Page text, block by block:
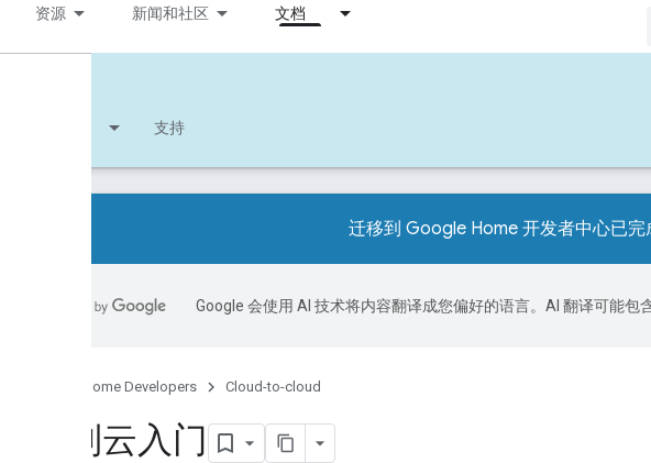
资源 新闻和社区 文档
支持
迁移到 Google Home 开发者中心已完
Google 会使用 AI 技术将内容翻译成您偏好的语言。AI 翻译可能包
Google Home Developers Cloud-to-cloud
云到云入门